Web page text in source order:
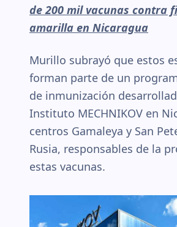
de 200 mil vacunas contra
amarilla en Nicaragua
Murillo subrayó que estos
forman parte de un
de inmunización
Instituto MECHNIKOV en
centros Gamaleya y San
Rusia, responsables de la
estas vacunas.